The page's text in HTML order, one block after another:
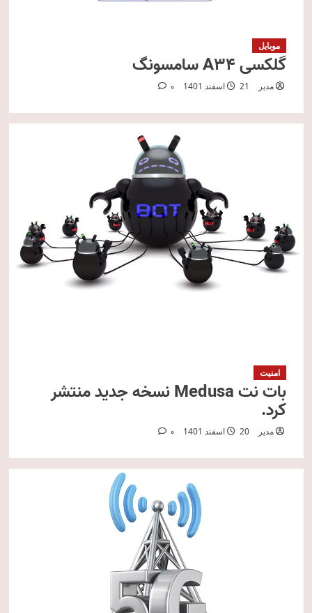
موبایل
گلکسی A34 سامسونگ
مدیر 21 اسفند 1401 0
امنیت
بات نت Medusa نسخه جدید منتشر
کرد.
مدیر 20 اسفند 1401 0